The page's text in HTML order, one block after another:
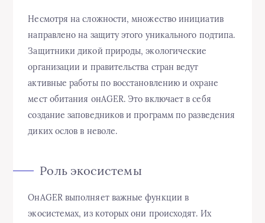
Несмотря на сложности, множество инициатив
направлено на защиту этого уникального подтипа.
Защитники дикой природы, экологические
организации и правительства стран ведут
активные работы по восстановлению и охране
мест обитания онAGER. Это включает в себя
создание заповедников и программ по разведения
диких ослов в неволе.
Роль экосистемы
ОнAGER выполняет важные функции в
экосистемах, из которых они происходят. Их